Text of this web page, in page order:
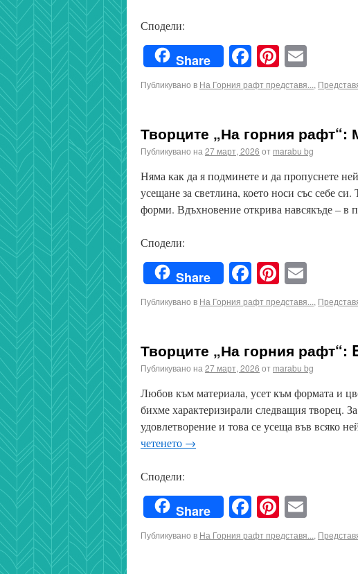
Сподели:
Share Facebook
Pinterest
Публикувано в На Горния рафт представя...,
Творците „На горния рафт“:
Публикувано на 27 март, 2026 от marabu bg
Няма как да я подминете и да пропуснете
усещане за светлина, което носи със себе
форми. Вдъхновение открива навсякъде – в
Сподели:
Share Facebook
Pinterest
Публикувано в На Горния рафт представя...,
Творците „На горния рафт“:
Публикувано на 27 март, 2026 от marabu bg
Любов към материала, усет към формата и
бихме характеризирали следващия творец.
удовлетворение и това се усеща във всяко
четенето →
Сподели:
Share Facebook
Pinterest
Публикувано в На Горния рафт представя...,